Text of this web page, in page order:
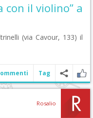
con il violino” a
(via Cavour, 133) il
Tag
Rosalio